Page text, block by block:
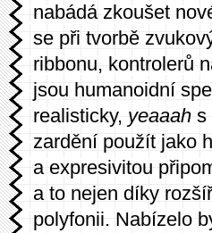
nabádá zkoušet
se při tvorbě
ribbonu, kontrolerů
jsou humanoidní
realisticky, yeaaah s
zardění použít jako
a expresivitou
a to nejen díky
polyfonii. Nabízelo